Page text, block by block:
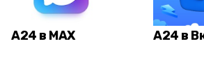
А24 в MAX А24 в